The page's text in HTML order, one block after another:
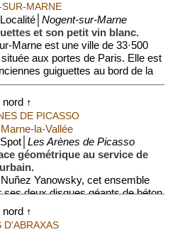
MARNE
Nogent-sur-Marne
et son petit vin blanc.
Marne est une ville de 33·500
située aux portes de Paris. Elle est
guiguettes au bord de la
↑
DE PICASSO
la-Vallée
Les Arènes de Picasso
géométrique au service de
Yanowsky, cet ensemble
ses deux disques géants de béton
↑
D'ABRAXAS